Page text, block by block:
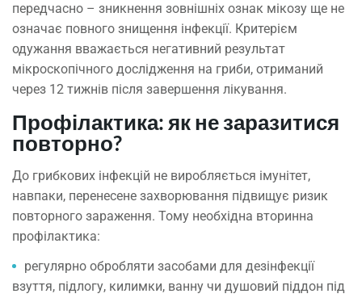
передчасно – зникнення зовнішніх ознак мікозу ще не
означає повного знищення інфекції. Критерієм
одужання вважається негативний результат
мікроскопічного дослідження на гриби, отриманий
через 12 тижнів після завершення лікування.
Профілактика: як не заразитися
повторно?
До грибкових інфекцій не виробляється імунітет,
навпаки, перенесене захворювання підвищує ризик
повторного зараження. Тому необхідна вторинна
профілактика:
регулярно обробляти засобами для дезінфекції
взуття, підлогу, килимки, ванну чи душовий піддон під